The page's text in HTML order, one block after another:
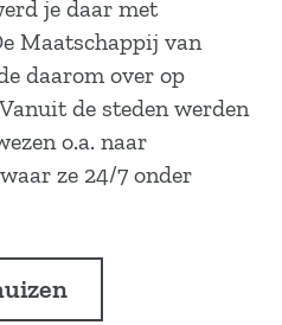
je daar met
Maatschappij van
daarom over op
de steden werden
o.a. naar
ze 24/7 onder